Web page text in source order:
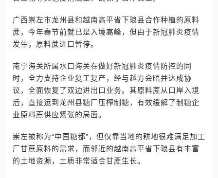
广西崇左市龙州县和越南高平省下琅县合作种植的原料
蔗，今年春节前就已是入境高峰，但由于新冠肺炎疫情
发生，原料蔗进口暂停。
南宁海关所属水口海关在做好新冠肺炎疫情防控的同
时，全力支持企业复工复产，经与越方会晤并达成协
议，全面恢复了双边进出口业务。其原料蔗从口岸入境
后，直接运到龙州县糖厂压榨制糖，有效缓解了制糖企
业原料蔗供应紧张的局面。
崇左被称为“中国糖都”，但仅靠当地的耕地很难满足加工
厂甘蔗原料的需求，而邻近的越南高平省下琅县有丰富
的土地资源，土质非常适合甘蔗生长。